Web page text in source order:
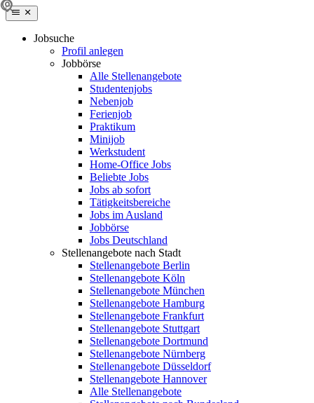
Jobsuche
Profil anlegen
Jobbörse
Alle Stellenangebote
Studentenjobs
Nebenjob
Ferienjob
Praktikum
Minijob
Werkstudent
Home-Office Jobs
Beliebte Jobs
Jobs ab sofort
Tätigkeitsbereiche
Jobs im Ausland
Jobbörse
Jobs Deutschland
Stellenangebote nach Stadt
Stellenangebote Berlin
Stellenangebote Köln
Stellenangebote München
Stellenangebote Hamburg
Stellenangebote Frankfurt
Stellenangebote Stuttgart
Stellenangebote Dortmund
Stellenangebote Nürnberg
Stellenangebote Düsseldorf
Stellenangebote Hannover
Alle Stellenangebote